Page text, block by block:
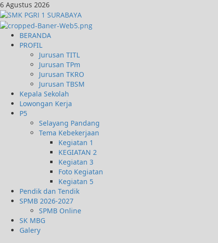
6 Agustus 2026
BERANDA
PROFIL
Jurusan TITL
Jurusan TPm
Jurusan TKRO
Jurusan TBSM
Kepala Sekolah
Lowongan Kerja
P5
Selayang Pandang
Tema Kebekerjaan
Kegiatan 1
KEGIATAN 2
Kegiatan 3
Foto Kegiatan
Kegiatan 5
Pendik dan Tendik
SPMB 2026-2027
SPMB Online
SK MBG
Galery